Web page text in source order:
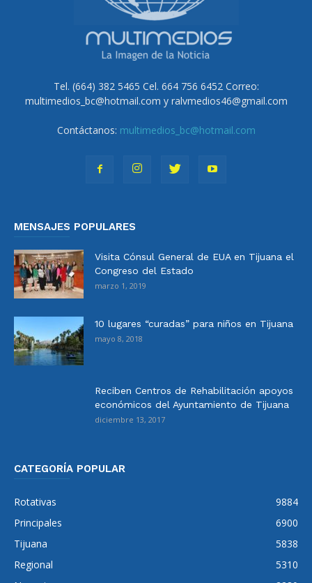
Tel. (664) 382 5465 Cel. 664 756 6452 Correo:
multimedios_bc@hotmail.com y ralvmedios46@gmail.com
Contáctanos: multimedios_bc@hotmail.com
MENSAJES POPULARES
Visita Cónsul General de EUA en Tijuana el
Congreso del Estado
marzo 1, 2019
10 lugares “curadas” para niños en Tijuana
mayo 8, 2018
Reciben Centros de Rehabilitación apoyos
económicos del Ayuntamiento de Tijuana
diciembre 13, 2017
CATEGORÍA POPULAR
Rotativas
9884
Principales
6900
Tijuana
5838
Regional
5310